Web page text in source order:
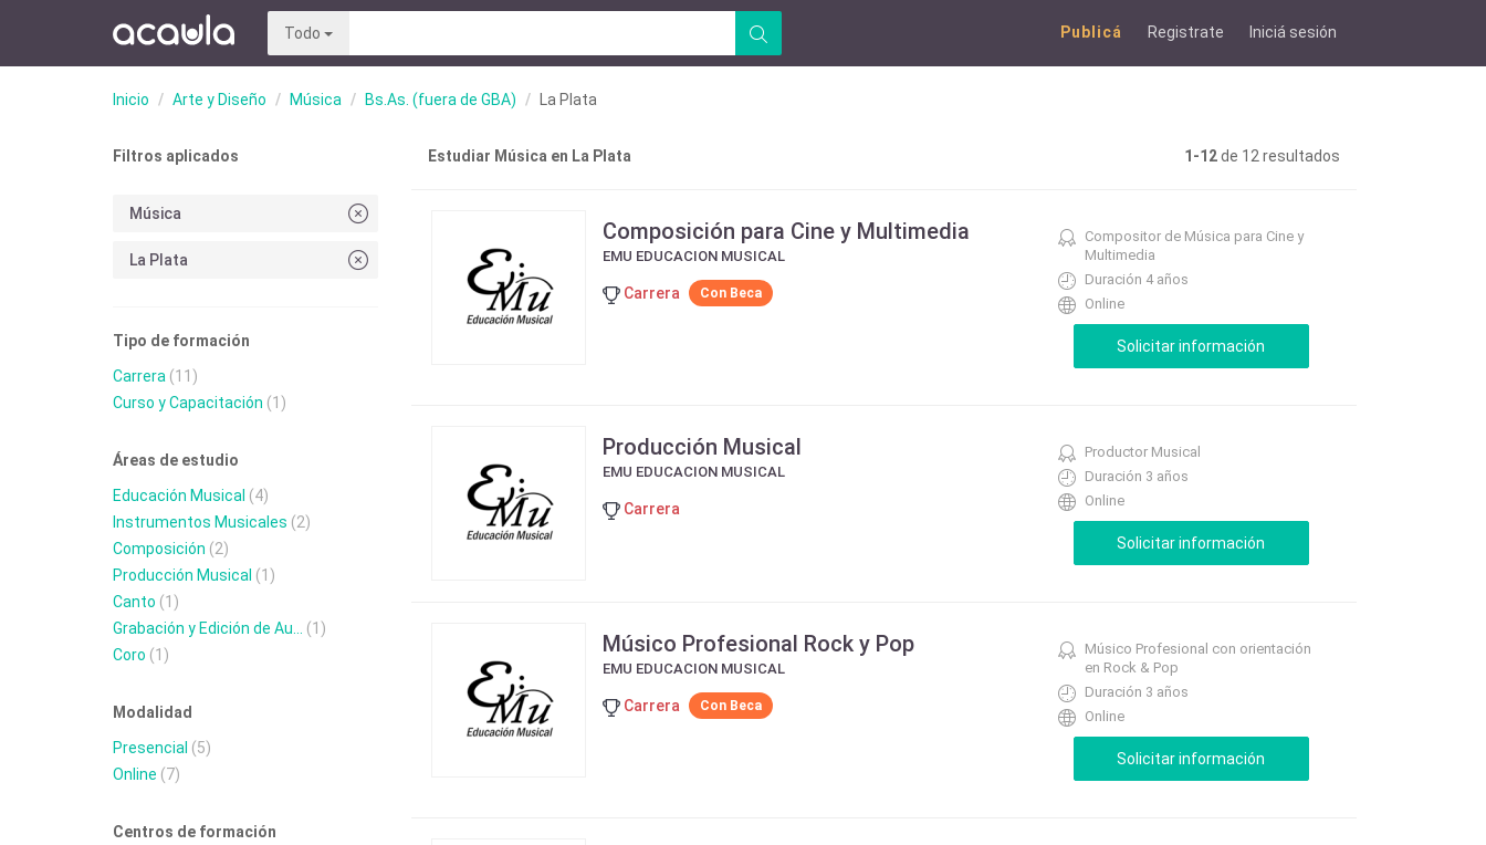
Todo Publicá Registrate Iniciá sesión
Inicio Arte y Diseño Música Bs.As. (fuera de GBA) La Plata
Filtros aplicados
Música
La Plata
Tipo de formación
Carrera (11)
Curso y Capacitación (1)
Áreas de estudio
Educación Musical (4)
Instrumentos Musicales (2)
Composición (2)
Producción Musical (1)
Canto (1)
Grabación y Edición de Au...
(1)
Coro (1)
Modalidad
Presencial (5)
Online (7)
Centros de formación
Estudiar Música en La Plata 1-12de 12 resultados
Composición para Cine y Multimedia
EMU EDUCACION MUSICAL
Carrera Con Beca
Compositor de Música para Cine y
Multimedia
Duración 4 años
Online
Producción Musical
EMU EDUCACION MUSICAL
Carrera
Productor Musical
Duración 3 años
Online
Músico Profesional Rock y Pop
EMU EDUCACION MUSICAL
Carrera Con Beca
Músico Profesional con orientación
en Rock & Pop
Duración 3 años
Online